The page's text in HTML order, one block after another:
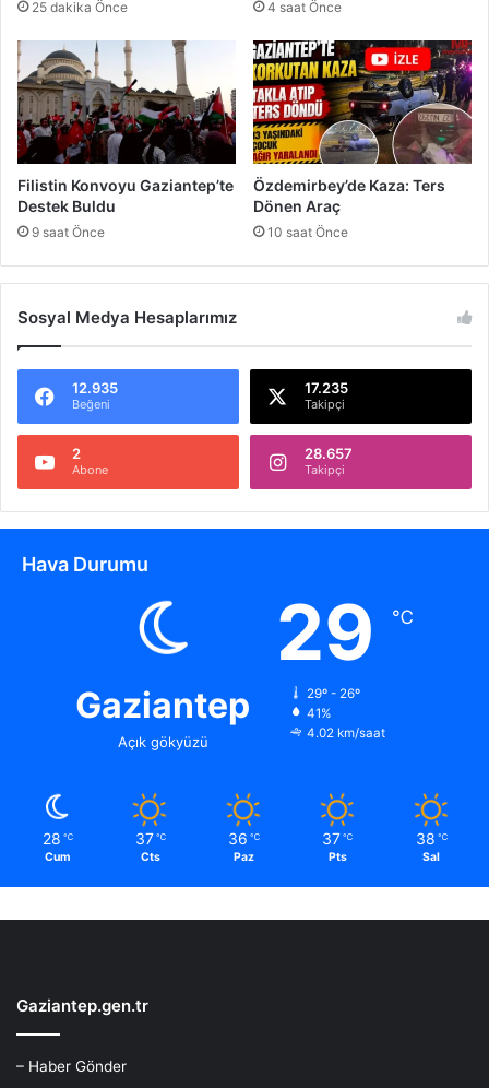
l
a
r
ı
G
ü
z
e
l
k
t
e
ç
A
25 dakika Önce 4 saat Önce
Filistin Konvoyu Gaziantep’te
Destek Buldu
9 saat Önce
Özdemirbey’de Kaza: Ters
Dönen Araç
10 saat Önce
Sosyal Medya Hesaplarımız
12.935
Beğeni
17.235
Takipçi
2
Abone
28.657
Takipçi
Hava Durumu
Gaziantep
Açık gökyüzü
29 ℃
29º - 26º
41%
4.02 km/saat
28 ℃
Cum
37 ℃
Cts
36 ℃
Paz
37 ℃
Pts
38 ℃
Sal
Gaziantep.gen.tr
– Haber Gönder